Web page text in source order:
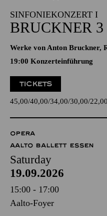
SINFONIEKONZERT I
BRUCKNER 3
Werke von Anton Bruckner,
19:00 Konzerteinführung
TICKETS
45,00 40,00 34,00 30,00 22,00
OPERA
AALTO BALLETT ESSEN
Saturday
19.09.2026
15:00 - 17:00
Aalto-Foyer